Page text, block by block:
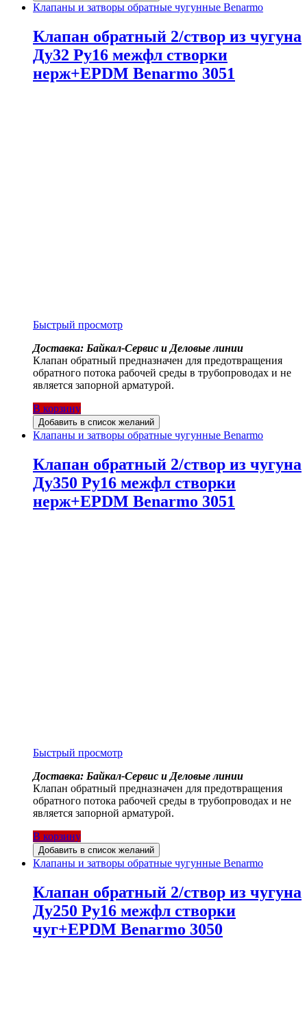
Клапаны и затворы обратные чугунные Benarmo
Клапан обратный 2/створ из чугуна
Ду32 Ру16 межфл створки
нерж+EPDM Benarmo 3051
Быстрый просмотр
Доставка: Байкал-Сервис и Деловые линии
Клапан обратный предназначен для предотвращения
обратного потока рабочей среды в трубопроводах и не
является запорной арматурой.
В корзину
Добавить в список желаний
Клапаны и затворы обратные чугунные Benarmo
Клапан обратный 2/створ из чугуна
Ду350 Ру16 межфл створки
нерж+EPDM Benarmo 3051
Быстрый просмотр
Доставка: Байкал-Сервис и Деловые линии
Клапан обратный предназначен для предотвращения
обратного потока рабочей среды в трубопроводах и не
является запорной арматурой.
В корзину
Добавить в список желаний
Клапаны и затворы обратные чугунные Benarmo
Клапан обратный 2/створ из чугуна
Ду250 Ру16 межфл створки
чуг+EPDM Benarmo 3050